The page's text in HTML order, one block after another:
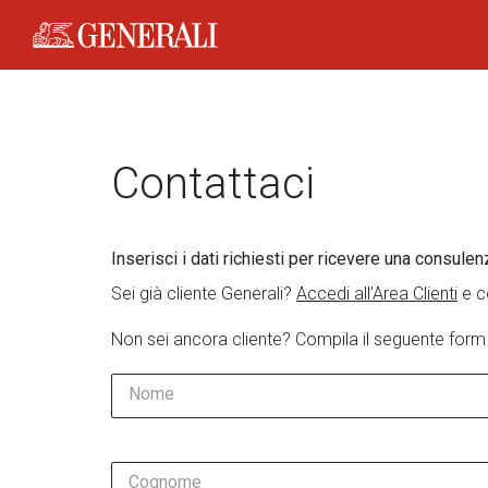
Generali Logo
Contattaci
Inserisci i dati richiesti per ricevere una
Sei già cliente Generali? Accedi all’Area Clienti e
Non sei ancora cliente? Compila il seguente form
Nome
Cognome